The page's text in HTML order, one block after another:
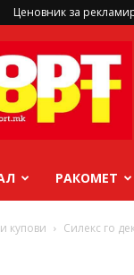
Ценовник за
РАКОМЕТ
купови Силекс го